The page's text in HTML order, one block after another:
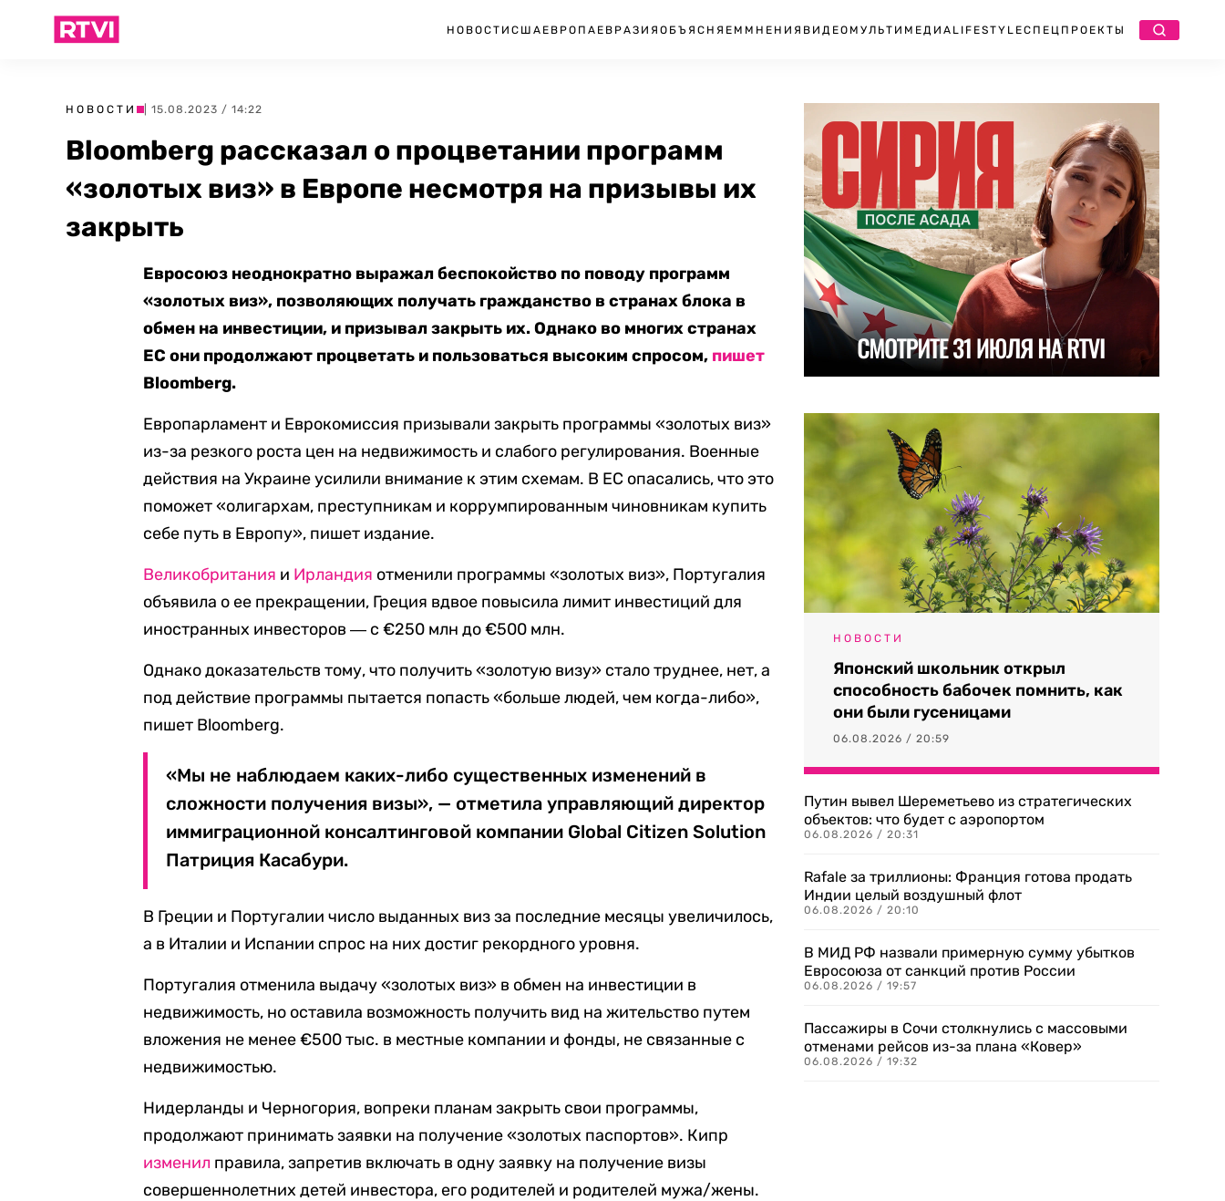
НОВОСТИ США ЕВРОПА ЕВРАЗИЯ ОБЪЯСНЯЕМ МНЕНИЯ ВИДЕО МУЛЬТИМЕДИА LIFESTYLEСПЕЦПРОЕКТЫ
НОВОСТИ | 15.08.2023 / 14:22
Bloomberg рассказал о процветании программ
«золотых виз» в Европе несмотря на призывы их
закрыть
Евросоюз неоднократно выражал беспокойство по поводу программ
«золотых виз», позволяющих получать гражданство в странах блока в
обмен на инвестиции, и призывал закрыть их. Однако во многих странах
ЕС они продолжают процветать и пользоваться высоким спросом, пишет
Bloomberg.
Европарламент и Еврокомиссия призывали закрыть программы «золотых виз»
из-за резкого роста цен на недвижимость и слабого регулирования. Военные
действия на Украине усилили внимание к этим схемам. В ЕС опасались, что это
поможет «олигархам, преступникам и коррумпированным чиновникам купить
себе путь в Европу», пишет издание.
Великобритания и Ирландия отменили программы «золотых виз», Португалия
объявила о ее прекращении, Греция вдвое повысила лимит инвестиций для
иностранных инвесторов ― с €250 млн до €500 млн.
Однако доказательств тому, что получить «золотую визу» стало труднее, нет, а
под действие программы пытается попасть «больше людей, чем когда-либо»,
пишет Bloomberg.
«Мы не наблюдаем каких-либо существенных изменений в
сложности получения визы», — отметила управляющий директор
иммиграционной консалтинговой компании Global Citizen Solution
Патриция Касабури.
В Греции и Португалии число выданных виз за последние месяцы увеличилось,
а в Италии и Испании спрос на них достиг рекордного уровня.
Португалия отменила выдачу «золотых виз» в обмен на инвестиции в
недвижимость, но оставила возможность получить вид на жительство путем
вложения не менее €500 тыс. в местные компании и фонды, не связанные с
недвижимостью.
Нидерланды и Черногория, вопреки планам закрыть свои программы,
продолжают принимать заявки на получение «золотых паспортов». Кипр
изменил правила, запретив включать в одну заявку на получение визы
совершеннолетних детей инвестора, его родителей и родителей мужа/жены.
НОВОСТИ
Японский школьник открыл
способность бабочек помнить, как
они были гусеницами
06.08.2026 / 20:59
Путин вывел Шереметьево из стратегических
объектов: что будет с аэропортом
06.08.2026 / 20:31
Rafale за триллионы: Франция готова продать
Индии целый воздушный флот
06.08.2026 / 20:10
В МИД РФ назвали примерную сумму убытков
Евросоюза от санкций против России
06.08.2026 / 19:57
Пассажиры в Сочи столкнулись с массовыми
отменами рейсов из-за плана «Ковер»
06.08.2026 / 19:32